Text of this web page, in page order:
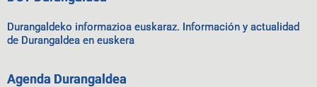
Durangaldeko informazioa euskaraz. Información y actualidad
de Durangaldea en euskera
Agenda Durangaldea